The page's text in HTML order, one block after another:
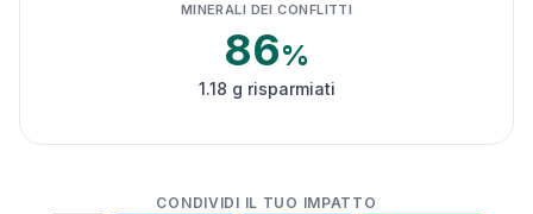
MINERALI DEI CONFLITTI
86%
1.18 g risparmiati
CONDIVIDI IL TUO IMPATTO